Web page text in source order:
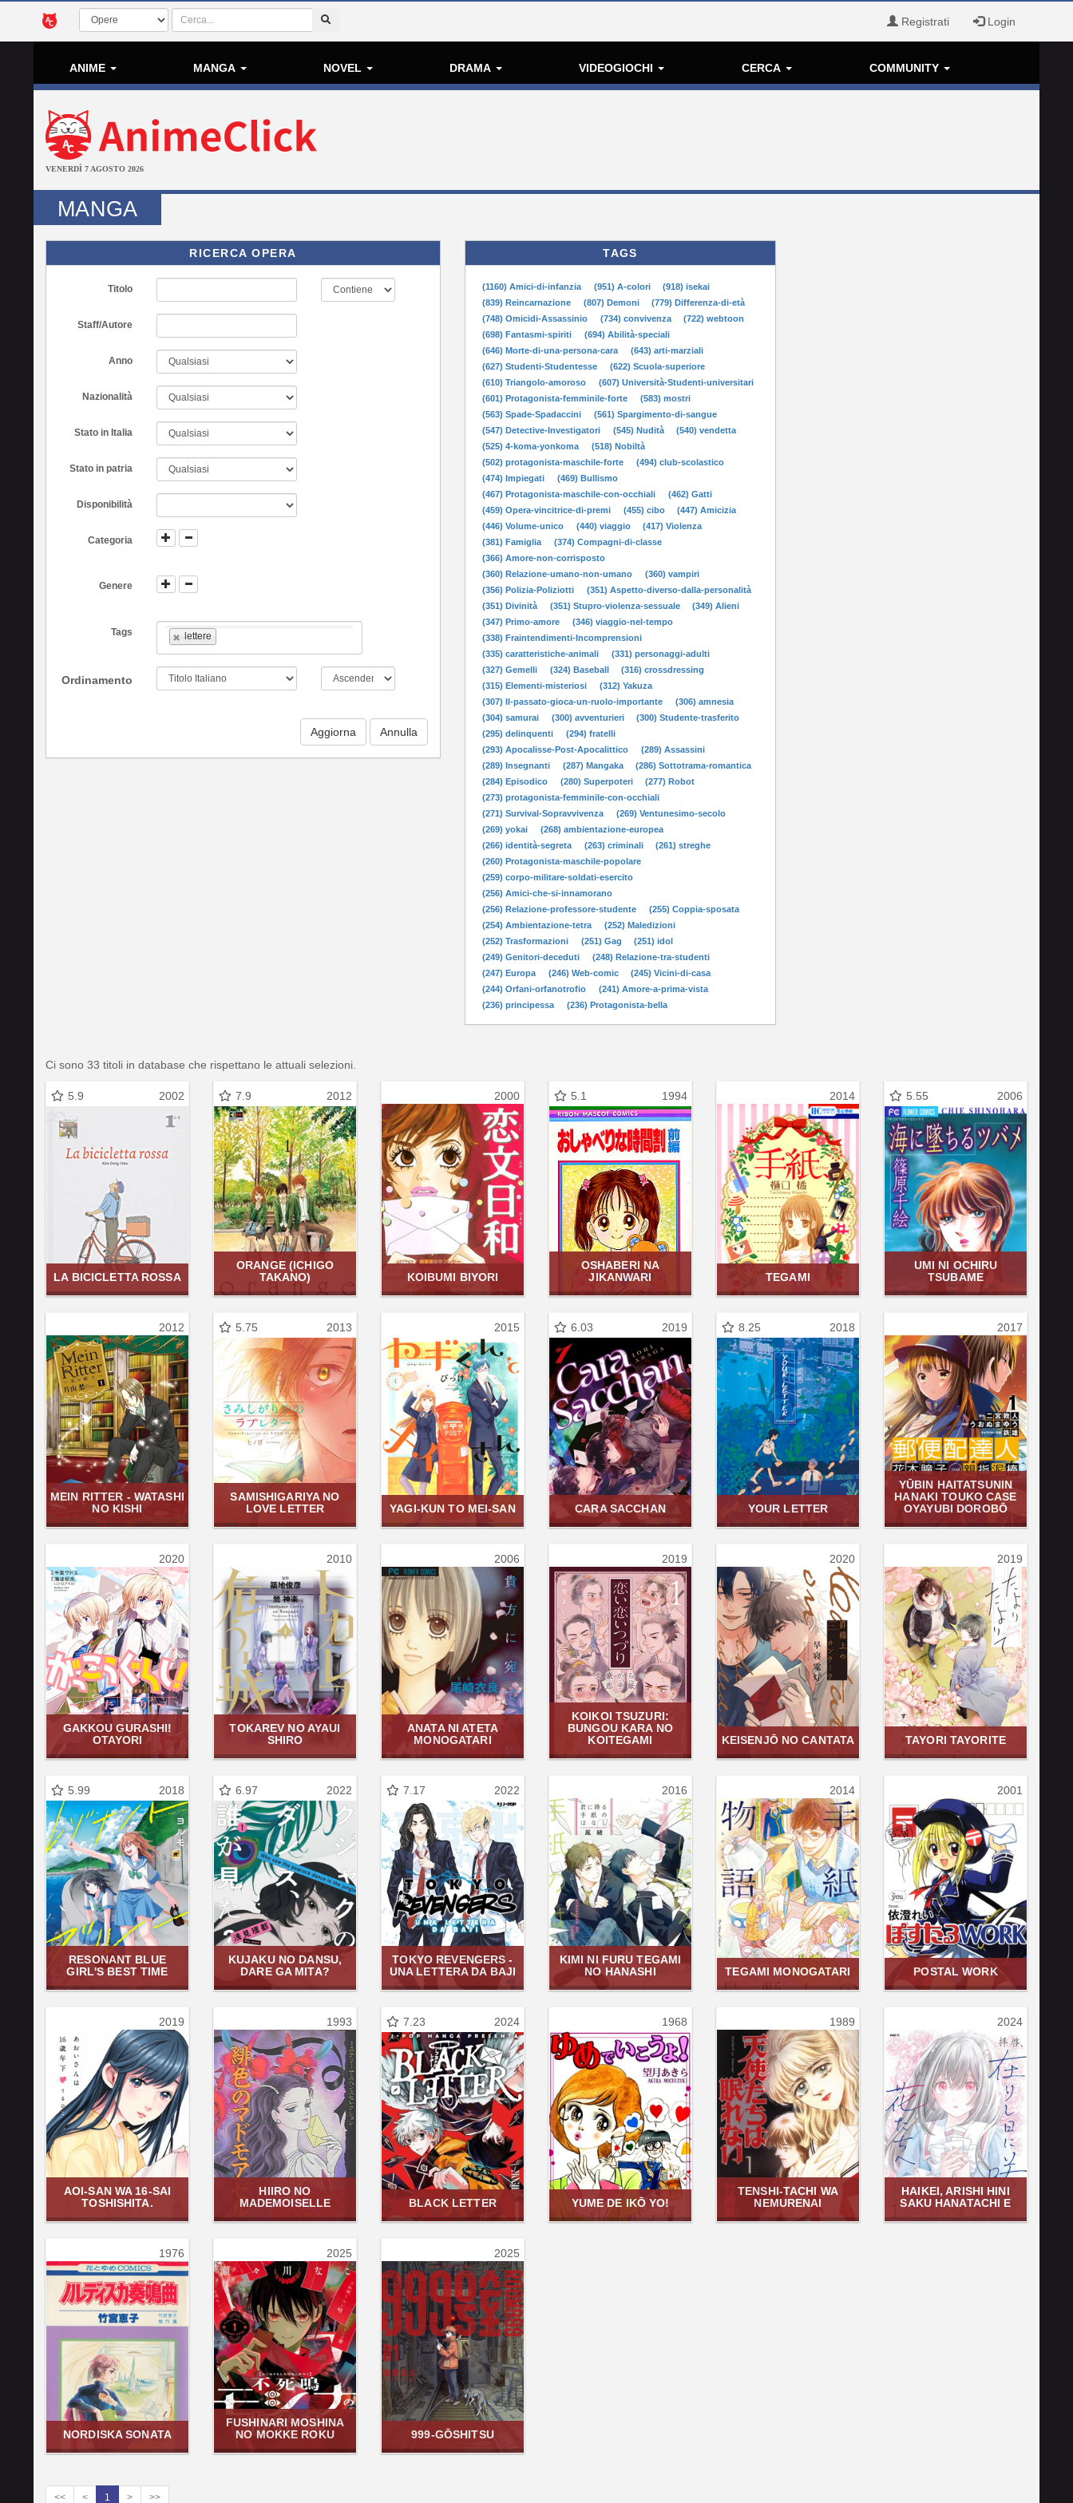
Registrati Login
ANIME MANGA NOVEL DRAMA VIDEOGIOCHI CERCA COMMUNITY
VENERDÌ 7 AGOSTO 2026
MANGA
RICERCA OPERA
Titolo
Staff/Autore
Anno
Nazionalità
Stato in Italia
Stato in patria
Disponibilità
Categoria
Genere
Tags lettere
Ordinamento
Aggiorna
TAGS
(1160) Amici-di-infanzia (951) A-colori
(918) isekai
(839) Reincarnazione
(807) Demoni
(779) Differenza-di-età
(748) Omicidi-Assassinio
(734) convivenza
(722) webtoon
(698) Fantasmi-spiriti
(694) Abilità-speciali
(646) Morte-di-una-persona-cara
(643) arti-marziali
(627) Studenti-Studentesse
(622) Scuola-superiore
(610) Triangolo-amoroso
(607) Università-Studenti-universitari
(601) Protagonista-femminile-forte
(583) mostri
(563) Spade-Spadaccini
(561) Spargimento-di-sangue
(547) Detective-Investigatori
(545) Nudità
(540) vendetta
(525) 4-koma-yonkoma
(518) Nobiltà
(502) protagonista-maschile-forte
(494) club-scolastico
(474) Impiegati
(469) Bullismo
(467) Protagonista-maschile-con-occhiali
(462) Gatti
(459) Opera-vincitrice-di-premi
(455) cibo
(447) Amicizia
(446) Volume-unico
(440) viaggio
(417) Violenza
(381) Famiglia
(374) Compagni-di-classe
(366) Amore-non-corrisposto
(360) Relazione-umano-non-umano
(360) vampiri
(356) Polizia-Poliziotti
(351) Aspetto-diverso-dalla-personalità
(351) Divinità
(351) Stupro-violenza-sessuale
(349) Alieni
(347) Primo-amore
(346) viaggio-nel-tempo
(338) Fraintendimenti-Incomprensioni
(335) caratteristiche-animali
(331) personaggi-adulti
(327) Gemelli
(324) Baseball
(316) crossdressing
(315) Elementi-misteriosi
(312) Yakuza
(307) Il-passato-gioca-un-ruolo-importante
(306) amnesia
(304) samurai
(300) avventurieri
(300) Studente-trasferito
(295) delinquenti
(294) fratelli
(293) Apocalisse-Post-Apocalittico
(289) Assassini
(289) Insegnanti
(287) Mangaka
(286) Sottotrama-romantica
(284) Episodico
(280) Superpoteri
(277) Robot
(273) protagonista-femminile-con-occhiali
(271) Survival-Sopravvivenza
(269) Ventunesimo-secolo
(269) yokai
(268) ambientazione-europea
(266) identità-segreta
(263) criminali
(261) streghe
(260) Protagonista-maschile-popolare
(259) corpo-militare-soldati-esercito
(256) Amici-che-si-innamorano
(256) Relazione-professore-studente
(255) Coppia-sposata
(254) Ambientazione-tetra
(252) Maledizioni
(252) Trasformazioni
(251) Gag
(251) idol
(249) Genitori-deceduti
(248) Relazione-tra-studenti
(247) Europa
(246) Web-comic
(245) Vicini-di-casa
(244) Orfani-orfanotrofio
(241) Amore-a-prima-vista
(236) principessa
(236) Protagonista-bella
Ci sono 33 titoli in database che rispettano le attuali selezioni.
5.9 2002
LA BICICLETTA ROSSA
7.9 2012
ORANGE (ICHIGO
TAKANO)
2000
KOIBUMI BIYORI
5.1 1994
OSHABERI NA
JIKANWARI
2014
TEGAMI
5.55 2006
UMI NI OCHIRU
TSUBAME
2012
MEIN RITTER - WATASHI
NO KISHI
5.75 2013
SAMISHIGARIYA NO
LOVE LETTER
2015
YAGI-KUN TO MEI-SAN
6.03 2019
CARA SACCHAN
8.25 2018
YOUR LETTER
2017
YŪBIN HAITATSUNIN
HANAKI TOUKO CASE
OYAYUBI DOROBŌ
2020
GAKKOU GURASHI!
OTAYORI
2010
TOKAREV NO AYAUI
SHIRO
2006
ANATA NI ATETA
MONOGATARI
2019
KOIKOI TSUZURI:
BUNGOU KARA NO
KOITEGAMI
2020
KEISENJŌ NO CANTATA
2019
TAYORI TAYORITE
5.99 2018
RESONANT BLUE
GIRL'S BEST TIME
6.97 2022
KUJAKU NO DANSU,
DARE GA MITA?
7.17 2022
TOKYO REVENGERS -
UNA LETTERA DA BAJI
2016
KIMI NI FURU TEGAMI
NO HANASHI
2014
TEGAMI MONOGATARI
2001
POSTAL WORK
2019
AOI-SAN WA 16-SAI
TOSHISHITA.
1993
HIIRO NO
MADEMOISELLE
7.23 2024
BLACK LETTER
1968
YUME DE IKŌ YO!
1989
TENSHI-TACHI WA
NEMURENAI
2024
HAIKEI, ARISHI HINI
SAKU HANATACHI E
1976
NORDISKA SONATA
2025
FUSHINARI MOSHINA
NO MOKKE ROKU
2025
999-GŌSHITSU
<< < 1 > >>